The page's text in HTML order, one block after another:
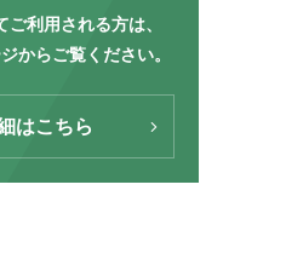
ご利用される方は、
からご覧ください。
はこちら